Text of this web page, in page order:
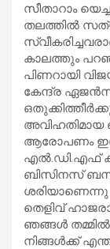
സീതാറാം
തലത്തില്‍
കാലത്തും
പിണറായി
കേന്ദ്ര
അവിഹതിമായ
ആരോപണം
എല്‍.ഡി.എഫ്
ബിസിനസ്
ശരിയാണെന്നു
തെളിവ്
ഞങ്ങള്‍
നിങ്ങള്‍ക്ക്